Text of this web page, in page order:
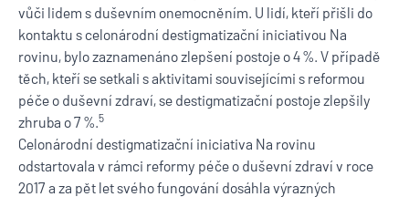
vůči lidem s duševním onemocněním. U lidí, kteří přišli do
kontaktu s celonárodní destigmatizační iniciativou Na
rovinu, bylo zaznamenáno zlepšení postoje o 4 %. V případě
těch, kteří se setkali s aktivitami souvisejícími s reformou
péče o duševní zdraví, se destigmatizační postoje zlepšily
zhruba o 7 %.5
Celonárodní destigmatizační iniciativa Na rovinu
odstartovala v rámci reformy péče o duševní zdraví v roce
2017 a za pět let svého fungování dosáhla výrazných